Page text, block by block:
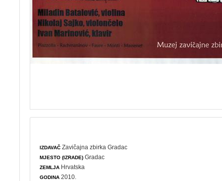
IZDAVAČ Zavičajna zbirka Gradac
MJESTO (IZRADE) Gradac
ZEMLJA Hrvatska
GODINA 2010.